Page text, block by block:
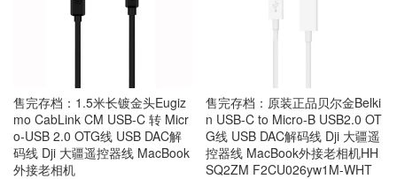
售完存档：1.5米长镀金头Eugiz
mo CabLink CM USB-C 转 Micr
o-USB 2.0 OTG线 USB DAC解
码线 Dji 大疆遥控器线 MacBook
外接老相机
售完存档：原装正品贝尔金Belki
n USB-C to Micro-B USB2.0 OT
G线 USB DAC解码线 Dji 大疆遥
控器线 MacBook外接老相机HH
SQ2ZM F2CU026yw1M-WHT